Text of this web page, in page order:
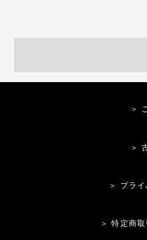
＞
＞
＞ プラ
＞ 特定商